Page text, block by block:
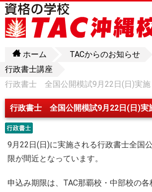
ホーム
TACからのお知らせ
行政書士講座
行政書士 全国公開模試9月22日(日)実施
行政書士 全国公開模試9月22日(日)実
9月22日(日)に実施される行政書士全国
限が間近となっています。
申込み期限は、TAC那覇校・中部校の